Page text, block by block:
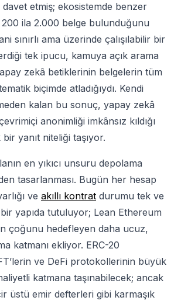
etmiş; ekosistemde benzer
ila 2.000 belge bulunduğunu
sınırlı ama üzerinde çalışılabilir bir
tek ipucu, kamuya açık arama
zekâ betiklerinin belgelerin tüm
biçimde atladığıydı. Kendi
kalan bu sonuç, yapay zekâ
anonimliği imkânsız kıldığı
yanıt niteliği taşıyor.
en yıkıcı unsuru depolama
tasarlanması. Bugün her hesap
ve akıllı kontrat durumu tek ve
yapıda tutuluyor; Lean Ethereum
çoğunu hedefleyen daha ucuz,
katmanı ekliyor. ERC-20
ve DeFi protokollerinin büyük
katmana taşınabilecek; ancak
üstü emir defterleri gibi karmaşık